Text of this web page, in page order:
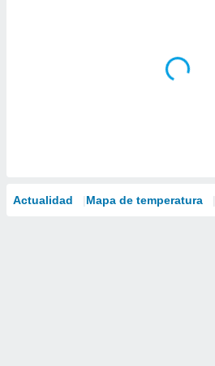
Actualidad Mapa de temperatura